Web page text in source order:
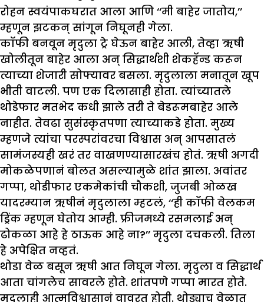
रोहन स्वयंपाकघरात आला आणि ‘‘मी बाहेर जातोय,’’
म्हणून झटकन् सांगून निघूनही गेला.
कॉफी बनवून मृदुला ट्रे घेऊन बाहेर आली, तेव्हा ऋषी
खोलीतून बाहेर आला अन् सिद्धार्थशी शेकहॅन्ड करून
त्याच्या शेजारी सोफ्यावर बसला. मृदुलाला मनातून खूप
भीती वाटली. पण एक दिलासाही होता. त्यांच्यातले
थोडेफार मतभेद कधी झाले तरी ते बेडरूमबाहेर आले
नाहीत. तेवढा सुसंस्कृतपणा त्याच्याकडे होता. मुख्य
म्हणजे त्यांचा परस्परांवरचा विश्वास अन् आपसातलं
सामंजस्यही खरं तर वाखणण्यासारखंच होतं. ऋषी अगदी
मोकळेपणानं बोलत असल्यामुळे शांत झाला. अवांतर
गप्पा, थोडीफार एकमेकांची चौकशी, जुजबी ओळख
यादरम्यान ऋषीनं मृदुलाला म्हटलं, ‘‘ही कॉफी वेलकम
ड्रिंक म्हणून घेतोय आम्ही. फ्रीजमध्ये रसमलाई अन्
ढोकळा आहे हे ठाऊक आहे ना?’’ मृदुला दचकली. तिला
हे अपेक्षित नव्हतं.
थोडा वेळ बसून ऋषी आत निघून गेला. मृदुला व सिद्धार्थ
आता चांगलेच सावरले होते. शांतपणे गप्पा मारत होते.
मृदुलाही आत्मविश्वासानं वावरत होती. थोड्याच वेळात